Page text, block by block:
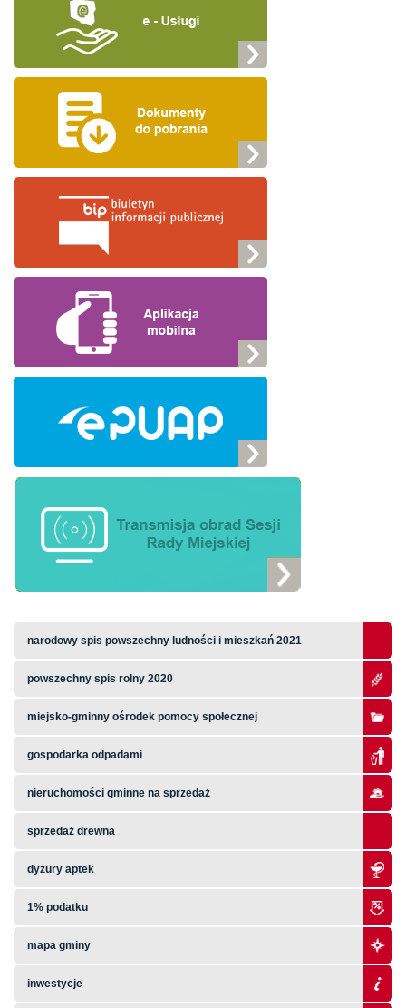
narodowy spis powszechny ludności i mieszkań 2021
powszechny spis rolny 2020
miejsko-gminny ośrodek pomocy społecznej
gospodarka odpadami
nieruchomości gminne na sprzedaż
sprzedaż drewna
dyżury aptek
1% podatku
mapa gminy
inwestycje